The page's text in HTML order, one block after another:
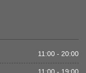
11:00 - 20:00